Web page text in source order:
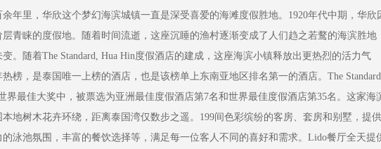
里，华欣这个梦幻海滨城镇一直是深受喜爱的海滩度假胜地。1920年代中期，华欣
青睐的度假地。随着时间流逝，这座沉睡的渔村逐渐变成了人们趋之若鹜的海滨胜地
。随着The Standard, Hua Hin度假酒店的建成，这座海滨小镇释放出更热烈的活力气
榜，是泰国唯一上榜的酒店，也是该榜单上东南亚地区排名第一的酒店。The
界最佳大奖中，被票选为亚洲最佳度假酒店第7名和世界最佳度假酒店第35名。这家海
地树木花卉环绕，距离泰国湾仅数步之遥。199间色彩缤纷的客房、套房和别墅，提供
泳池氛围，丰富的餐饮选择等，满足每一位客人不同的喜好和需求。Lido餐厅全天提